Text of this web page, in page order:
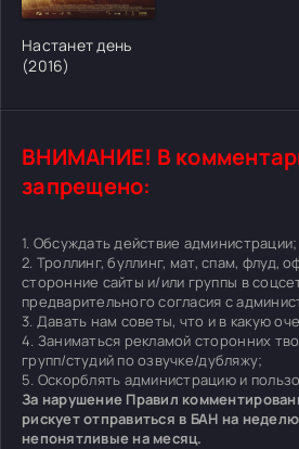
[/
Настанет день
(2016)
ВНИМАНИЕ! В
запрещено:
1. Обсуждать действие администрации;
2. Троллинг, буллинг, мат, спам, флуд,
сторонние сайты и/или группы в
предварительного согласия с
3. Давать нам советы, что и в какую
4. Заниматься рекламой сторонних
групп/студий по озвучке/дубляжу;
5. Оскорблять администрацию и
За нарушение Правил
рискует отправиться в БАН на
непонятливые на месяц.